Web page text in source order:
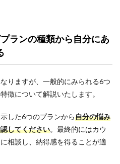
ランの種類から自分にあ
りますが、一般的にみられる6つ
徴について解説いたします。
した6つのプランから自分の悩み
してください。 最終的にはカウ
相談し、納得感を得ることが適